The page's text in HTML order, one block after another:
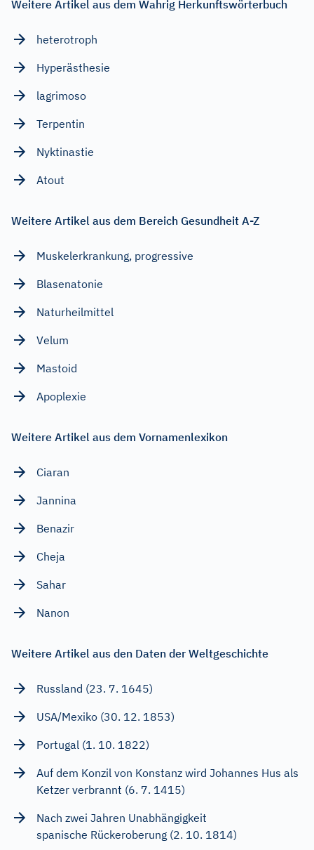
Weitere Artikel aus dem Wahrig Herkunftswörterbuch
heterotroph
Hyperästhesie
lagrimoso
Terpentin
Nyktinastie
Atout
Weitere Artikel aus dem Bereich Gesundheit A-Z
Muskelerkrankung, progressive
Blasenatonie
Naturheilmittel
Velum
Mastoid
Apoplexie
Weitere Artikel aus dem Vornamenlexikon
Ciaran
Jannina
Benazir
Cheja
Sahar
Nanon
Weitere Artikel aus den Daten der Weltgeschichte
Russland (23. 7. 1645)
USA/Mexiko (30. 12. 1853)
Portugal (1. 10. 1822)
Auf dem Konzil von Konstanz wird Johannes Hus als
Ketzer verbrannt (6. 7. 1415)
Nach zwei Jahren Unabhängigkeit
spanische Rückeroberung (2. 10. 1814)